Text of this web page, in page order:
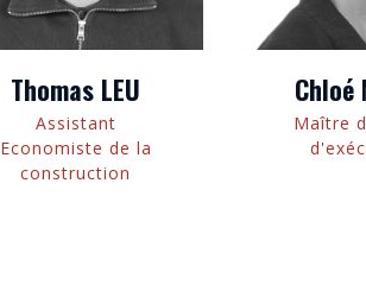
Thomas LEU
Assistant
Economiste de la
construction
Chloé
Maître